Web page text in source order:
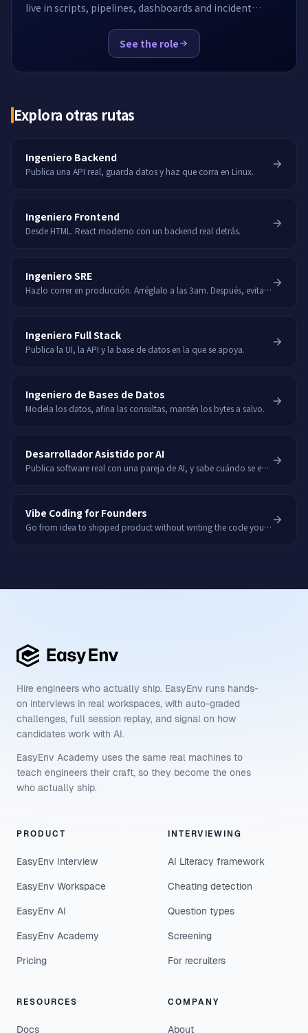
live in scripts, pipelines, dashboards and incident
candidate inside a real Linux box with Docker,
Kubernetes and Terraform already installed, then lets
you watch them work. No whiteboard, no toy syntax
See the role
Explora otras rutas
Ingeniero Backend
Publica una API real, guarda datos y haz que corra en Linux.
Ingeniero Frontend
Desde HTML. React moderno con un backend real detrás.
Ingeniero SRE
Hazlo correr en producción. Arréglalo a las 3am. Después, evita esas 3am.
Ingeniero Full Stack
Publica la UI, la API y la base de datos en la que se apoya.
Ingeniero de Bases de Datos
Modela los datos, afina las consultas, mantén los bytes a salvo.
Desarrollador Asistido por AI
Publica software real con una pareja de AI, y sabe cuándo se equivoca.
Vibe Coding for Founders
Go from idea to shipped product without writing the code yourself.
Hire engineers who actually ship. EasyEnv runs hands-
on interviews in real workspaces, with auto-graded
challenges, full session replay, and signal on how
candidates work with AI.
EasyEnv Academy uses the same real machines to
teach engineers their craft, so they become the ones
who actually ship.
PRODUCT
EasyEnv Interview
EasyEnv Workspace
EasyEnv AI
EasyEnv Academy
Pricing
INTERVIEWING
AI Literacy framework
Cheating detection
Question types
Screening
For recruiters
RESOURCES
Docs
COMPANY
About